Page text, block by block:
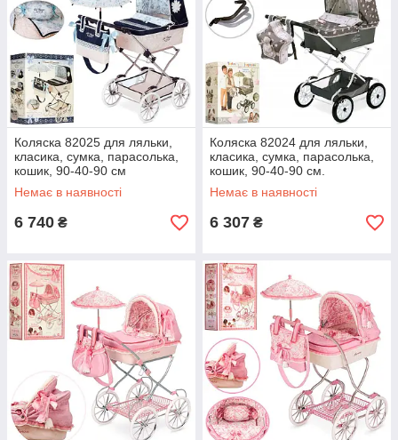
Коляска 82025 для ляльки,
класика, сумка, парасолька,
кошик, 90-40-90 см
Немає в наявності
6 740 ₴
Коляска 82024 для ляльки,
класика, сумка, парасолька,
кошик, 90-40-90 см.
Немає в наявності
6 307 ₴